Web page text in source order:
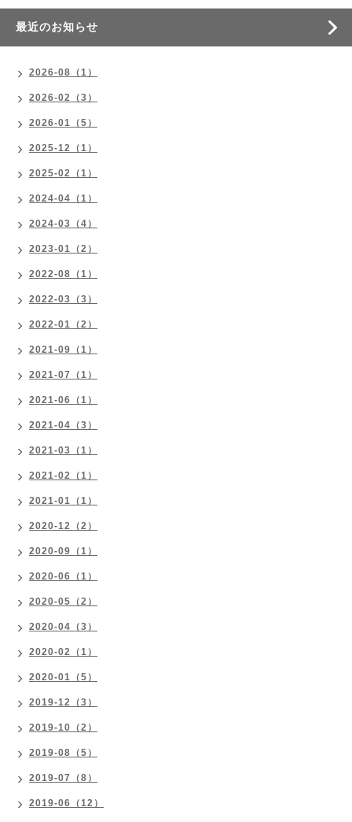
最近のお知らせ
2026-08（1）
2026-02（3）
2026-01（5）
2025-12（1）
2025-02（1）
2024-04（1）
2024-03（4）
2023-01（2）
2022-08（1）
2022-03（3）
2022-01（2）
2021-09（1）
2021-07（1）
2021-06（1）
2021-04（3）
2021-03（1）
2021-02（1）
2021-01（1）
2020-12（2）
2020-09（1）
2020-06（1）
2020-05（2）
2020-04（3）
2020-02（1）
2020-01（5）
2019-12（3）
2019-10（2）
2019-08（5）
2019-07（8）
2019-06（12）